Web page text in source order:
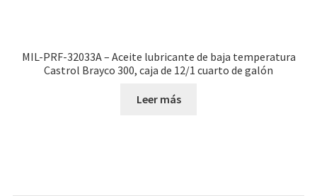
MIL-PRF-32033A – Aceite lubricante de baja temperatura
Castrol Brayco 300, caja de 12/1 cuarto de galón
Leer más